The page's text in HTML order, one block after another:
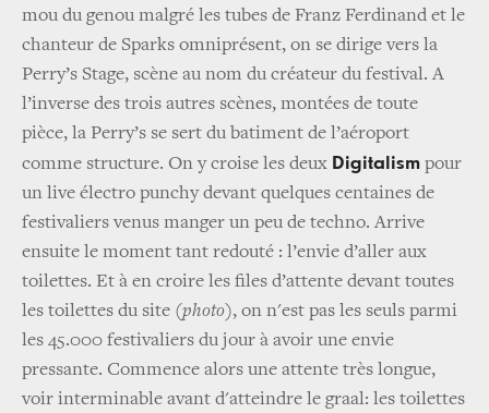
mou du genou malgré les tubes de Franz Ferdinand et le
chanteur de Sparks omniprésent, on se dirige vers la
Perry’s Stage, scène au nom du créateur du festival. A
l’inverse des trois autres scènes, montées de toute
pièce, la Perry’s se sert du batiment de l’aéroport
comme structure. On y croise les deux Digitalism pour
un live électro punchy devant quelques centaines de
festivaliers venus manger un peu de techno. Arrive
ensuite le moment tant redouté : l’envie d’aller aux
toilettes. Et à en croire les files d’attente devant toutes
les toilettes du site (photo), on n'est pas les seuls parmi
les 45.000 festivaliers du jour à avoir une envie
pressante. Commence alors une attente très longue,
voir interminable avant d'atteindre le graal: les toilettes